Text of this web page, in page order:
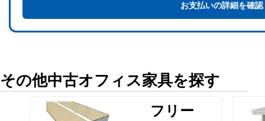
お支払いの詳細を確認
その他中古オフィス家具を探す
フリー